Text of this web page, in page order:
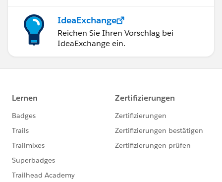
IdeaExchange
Reichen Sie Ihren Vorschlag bei
IdeaExchange ein.